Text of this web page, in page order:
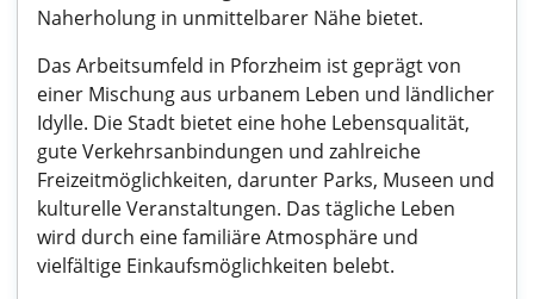
Naherholung in unmittelbarer Nähe bietet.
Das Arbeitsumfeld in Pforzheim ist geprägt von
einer Mischung aus urbanem Leben und ländlicher
Idylle. Die Stadt bietet eine hohe Lebensqualität,
gute Verkehrsanbindungen und zahlreiche
Freizeitmöglichkeiten, darunter Parks, Museen und
kulturelle Veranstaltungen. Das tägliche Leben
wird durch eine familiäre Atmosphäre und
vielfältige Einkaufsmöglichkeiten belebt.